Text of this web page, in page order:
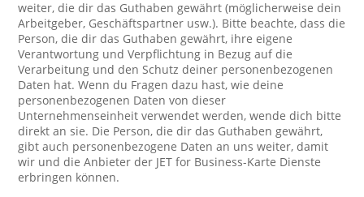
weiter, die dir das Guthaben gewährt (möglicherweise dein
Arbeitgeber, Geschäftspartner usw.). Bitte beachte, dass die
Person, die dir das Guthaben gewährt, ihre eigene
Verantwortung und Verpflichtung in Bezug auf die
Verarbeitung und den Schutz deiner personenbezogenen
Daten hat. Wenn du Fragen dazu hast, wie deine
personenbezogenen Daten von dieser
Unternehmenseinheit verwendet werden, wende dich bitte
direkt an sie. Die Person, die dir das Guthaben gewährt,
gibt auch personenbezogene Daten an uns weiter, damit
wir und die Anbieter der JET for Business-Karte Dienste
erbringen können.